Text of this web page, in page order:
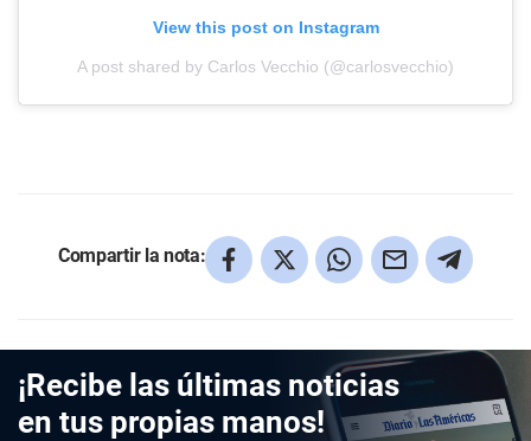
View this post on Instagram
A post shared by Carlos Vecchio (@carlosvecchio)
Compartir la nota:
¡Recibe las últimas noticias
en tus propias manos!